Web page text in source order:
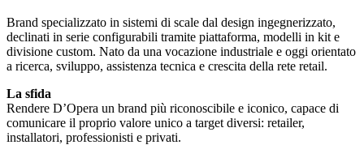
Brand specializzato in sistemi di scale dal design ingegnerizzato,
declinati in serie configurabili tramite piattaforma, modelli in kit e
divisione custom. Nato da una vocazione industriale e oggi orientato
a ricerca, sviluppo, assistenza tecnica e crescita della rete retail.
La sfida
Rendere D’Opera un brand più riconoscibile e iconico, capace di
comunicare il proprio valore unico a target diversi: retailer,
installatori, professionisti e privati.